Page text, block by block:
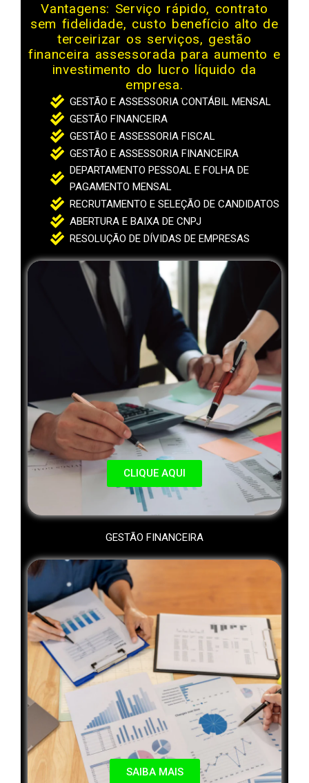
Vantagens: Serviço rápido, contrato
sem fidelidade, custo benefício alto de
terceirizar os serviços, gestão
financeira assessorada para aumento e
investimento do lucro líquido da
empresa.
GESTÃO E ASSESSORIA CONTÁBIL MENSAL
GESTÃO FINANCEIRA
GESTÃO E ASSESSORIA FISCAL
GESTÃO E ASSESSORIA FINANCEIRA
DEPARTAMENTO PESSOAL E FOLHA DE
PAGAMENTO MENSAL
RECRUTAMENTO E SELEÇÃO DE CANDIDATOS
ABERTURA E BAIXA DE CNPJ
RESOLUÇÃO DE DÍVIDAS DE EMPRESAS
CLIQUE AQUI
GESTÃO FINANCEIRA
SAIBA MAIS